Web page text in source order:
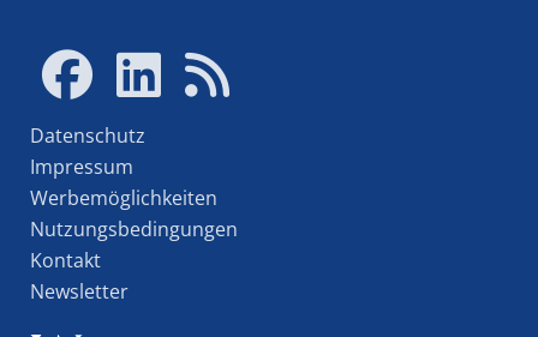
Datenschutz
Impressum
Werbemöglichkeiten
Nutzungsbedingungen
Kontakt
Newsletter